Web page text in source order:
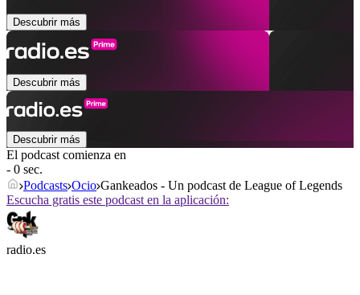
Descubrir más
Descubrir más
Descubrir más
El podcast comienza en
- 0 sec.
Podcasts Ocio Gankeados - Un podcast de League of Legends
Escucha gratis este podcast en la aplicación:
radio.es